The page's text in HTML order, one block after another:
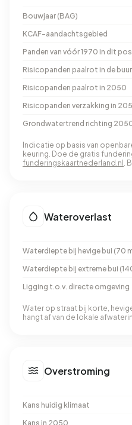
Bouwjaar (BAG)
KCAF-aandachtsgebied
Panden van vóór 1970 in dit
Risicopanden paalrot in de
Risicopanden paalrot in 2050
Risicopanden verzakking in
Grondwatertrend richting
Indicatie op basis van
keuring. Doe de gratis
funderingskaartnederland.nl .
Wateroverlast
Waterdiepte bij hevige bui (70
Waterdiepte bij extreme bui
Ligging t.o.v. directe omgeving
Water op straat bij korte,
hangt af van de lokale
Overstroming
Kans huidig klimaat
Kans in 2050